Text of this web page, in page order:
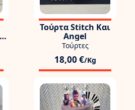
Τούρτα Stitch Και
Angel
Τούρτες
18,00 €/Kg